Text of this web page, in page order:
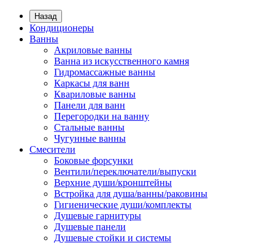
Назад
Кондиционеры
Ванны
Акриловые ванны
Ванна из искусственного камня
Гидромассажные ванны
Каркасы для ванн
Квариловые ванны
Панели для ванн
Перегородки на ванну
Стальные ванны
Чугунные ванны
Смесители
Боковые форсунки
Вентили/переключатели/выпуски
Верхние души/кронштейны
Встройка для душа/ванны/раковины
Гигиенические души/комплекты
Душевые гарнитуры
Душевые панели
Душевые стойки и системы